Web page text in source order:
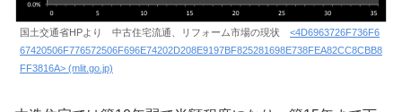
国土交通省HPより 中古住宅流通、リフォーム市場の現状 <4D6963726F736F6
67420506F776572506F696E74202D208E9197BF825281698E738FEA82CC8CBB8
FF3816A> (mlit.go.jp)